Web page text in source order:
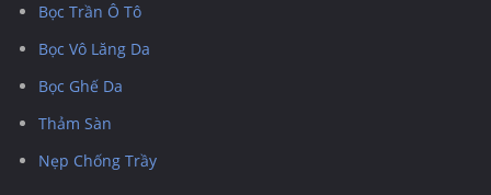
Bọc Trần Ô Tô
Bọc Vô Lăng Da
Bọc Ghế Da
Thảm Sàn
Nẹp Chống Trầy